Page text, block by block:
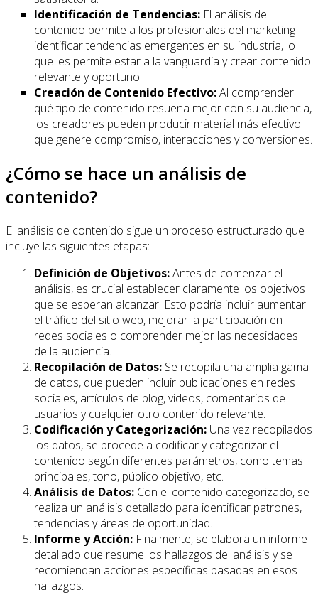
Identificación de Tendencias: El análisis de
contenido permite a los profesionales del marketing
identificar tendencias emergentes en su industria, lo
que les permite estar a la vanguardia y crear contenido
relevante y oportuno.
Creación de Contenido Efectivo:Al comprender
qué tipo de contenido resuena mejor con su audiencia,
los creadores pueden producir material más efectivo
que genere compromiso, interacciones y conversiones.
¿Cómo se hace un análisis de
contenido?
El análisis de contenido sigue un proceso estructurado que
incluye las siguientes etapas:
Definición de Objetivos:Antes de comenzar el
análisis, es crucial establecer claramente los objetivos
que se esperan alcanzar. Esto podría incluir aumentar
el tráfico del sitio web, mejorar la participación en
redes sociales o comprender mejor las necesidades
de la audiencia.
Recopilación de Datos: Se recopila una amplia gama
de datos, que pueden incluir publicaciones en redes
sociales, artículos de blog, videos, comentarios de
usuarios y cualquier otro contenido relevante.
Codificación y Categorización: Una vez recopilados
los datos, se procede a codificar y categorizar el
contenido según diferentes parámetros, como temas
principales, tono, público objetivo, etc.
Análisis de Datos: Con el contenido categorizado, se
realiza un análisis detallado para identificar patrones,
tendencias y áreas de oportunidad.
Informe y Acción: Finalmente, se elabora un informe
detallado que resume los hallazgos del análisis y se
recomiendan acciones específicas basadas en esos
hallazgos.